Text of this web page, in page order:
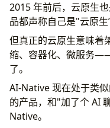
2015 年前后，云原生
品都声称自己是"云原生”
但真正的云原生意味着
缩、容器化、微服务
了。
AI-Native 现在处于类
的产品，和"加了个 AI
Native。